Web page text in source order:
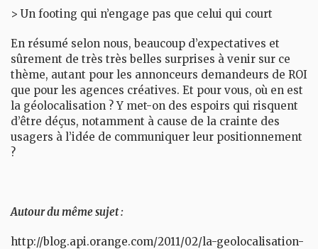
> Un footing qui n’engage pas que celui qui court
En résumé selon nous, beaucoup d’expectatives et
sûrement de très très belles surprises à venir sur ce
thème, autant pour les annonceurs demandeurs de ROI
que pour les agences créatives. Et pour vous, où en est
la géolocalisation ? Y met-on des espoirs qui risquent
d’être déçus, notamment à cause de la crainte des
usagers à l’idée de communiquer leur positionnement
?
Autour du même sujet :
http://blog.api.orange.com/2011/02/la-geolocalisation-